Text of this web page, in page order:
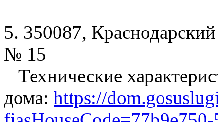
5. 350087,
№ 15
Технические
дома: https://